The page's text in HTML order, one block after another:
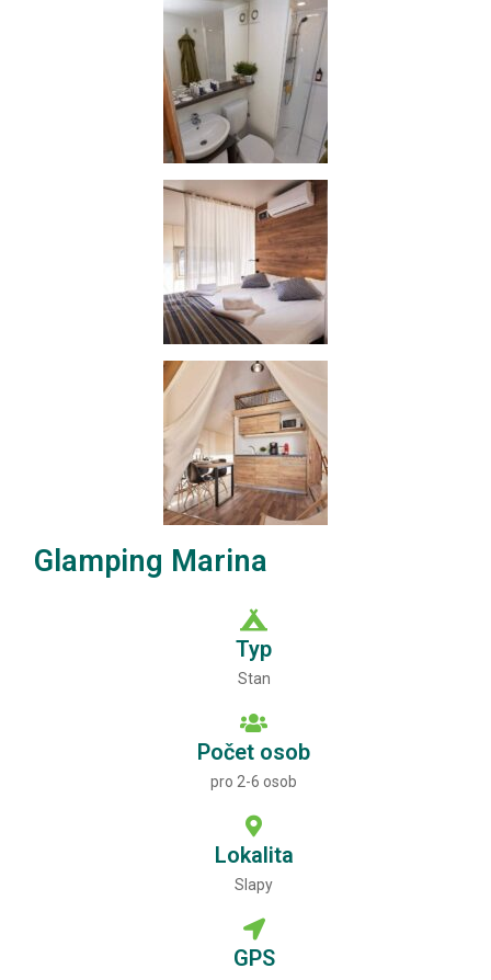
Glamping Marina
Typ
Stan
Počet osob
pro 2-6 osob
Lokalita
Slapy
GPS